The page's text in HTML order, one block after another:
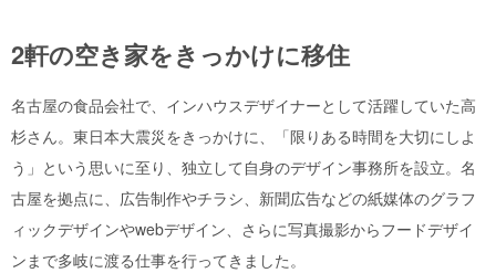
2軒の空き家をきっかけに移住
名古屋の食品会社で、インハウスデザイナーとして活躍していた高
杉さん。東日本大震災をきっかけに、「限りある時間を大切にしよ
う」という思いに至り、独立して自身のデザイン事務所を設立。名
古屋を拠点に、広告制作やチラシ、新聞広告などの紙媒体のグラフ
ィックデザインやwebデザイン、さらに写真撮影からフードデザイ
ンまで多岐に渡る仕事を行ってきました。